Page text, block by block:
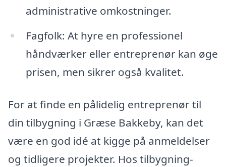
administrative omkostninger.
Fagfolk: At hyre en professionel
håndværker eller entreprenør kan øge
prisen, men sikrer også kvalitet.
For at finde en pålidelig entreprenør til
din tilbygning i Græse Bakkeby, kan det
være en god idé at kigge på anmeldelser
og tidligere projekter. Hos tilbygning-